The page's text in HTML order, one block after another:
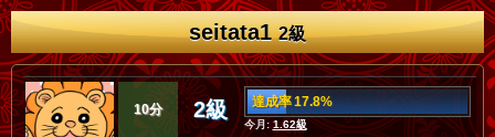
seitata12級
10分 2級 達成率 17.8%
今月:1.62級